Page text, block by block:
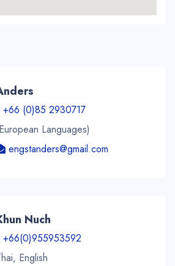
+66 (0)85 2930717
Languages)
engstanders@gmail.com
Nuch
+66(0)955953592
English